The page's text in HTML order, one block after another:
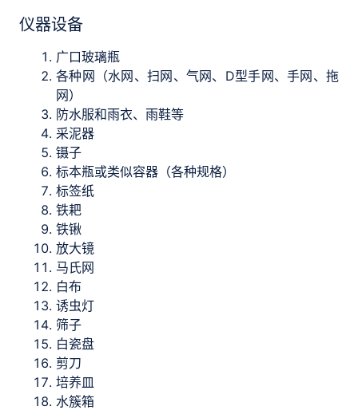
仪器设备
广口玻璃瓶
各种网（水网、扫网、气网、D型手网、手网、拖
网）
防水服和雨衣、雨鞋等
采泥器
镊子
标本瓶或类似容器（各种规格）
标签纸
铁耙
铁锹
放大镜
马氏网
白布
诱虫灯
筛子
白瓷盘
剪刀
培养皿
水簇箱